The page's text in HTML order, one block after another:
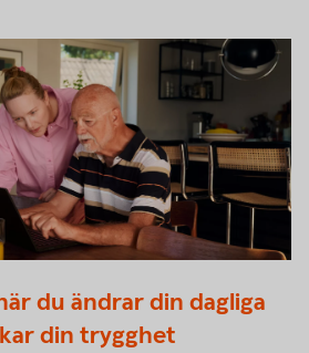
du ändrar din dagliga
din trygghet